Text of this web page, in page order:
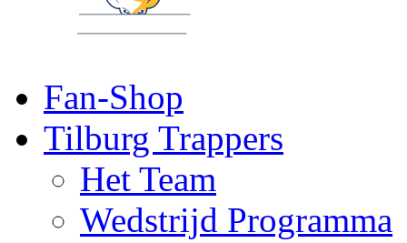
Fan-Shop
Tilburg Trappers
Het Team
Wedstrijd Programma